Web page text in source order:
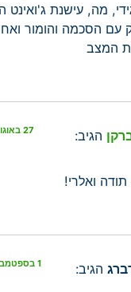
מה, עישנת ג'ואינט
עם הסכמה והומור
המצב
הגיב: 27 באוגוסט 2018 בשעה 9:10
ואלרי!
הגיב: 1 בספטמבר 2018 בשעה 20:52